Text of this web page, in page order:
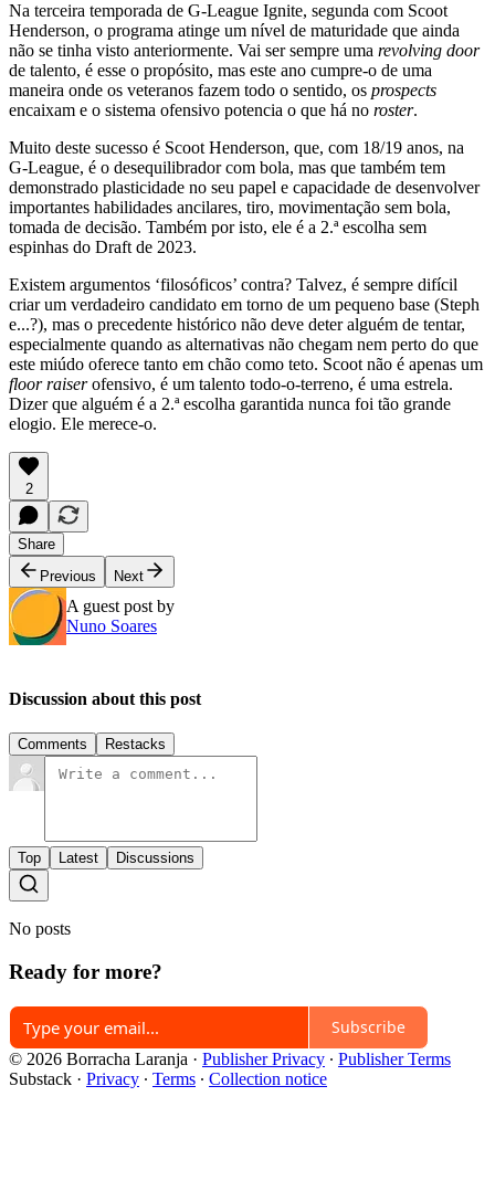
Na terceira temporada de G-League Ignite, segunda com Scoot
Henderson, o programa atinge um nível de maturidade que ainda
não se tinha visto anteriormente. Vai ser sempre uma revolving door
de talento, é esse o propósito, mas este ano cumpre-o de uma
maneira onde os veteranos fazem todo o sentido, os prospects
encaixam e o sistema ofensivo potencia o que há no roster.
Muito deste sucesso é Scoot Henderson, que, com 18/19 anos, na
G-League, é o desequilibrador com bola, mas que também tem
demonstrado plasticidade no seu papel e capacidade de desenvolver
importantes habilidades ancilares, tiro, movimentação sem bola,
tomada de decisão. Também por isto, ele é a 2.ª escolha sem
espinhas do Draft de 2023.
Existem argumentos ‘filosóficos’ contra? Talvez, é sempre difícil
criar um verdadeiro candidato em torno de um pequeno base (Steph
e...?), mas o precedente histórico não deve deter alguém de tentar,
especialmente quando as alternativas não chegam nem perto do que
este miúdo oferece tanto em chão como teto. Scoot não é apenas um
floor raiserofensivo, é um talento todo-o-terreno, é uma estrela.
Dizer que alguém é a 2.ª escolha garantida nunca foi tão grande
elogio. Ele merece-o.
2
Share
Previous
Next
A guest post by
Nuno Soares
Discussion about this post
Comments Restacks
Top Latest Discussions
No posts
Ready for more?
Subscribe
© 2026 Borracha Laranja · Publisher Privacy ∙ Publisher Terms
Substack · Privacy ∙ Terms ∙ Collection notice